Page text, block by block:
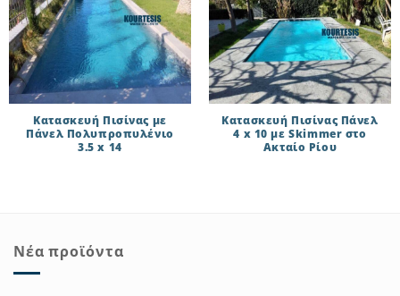
Κατασκευή Πισίνας με
Πάνελ Πολυπροπυλένιο
3.5 x 14
Κατασκευή Πισίνας Πάνελ
4 x 10 με Skimmer στο
Ακταίο Ρίου
Νέα προϊόντα